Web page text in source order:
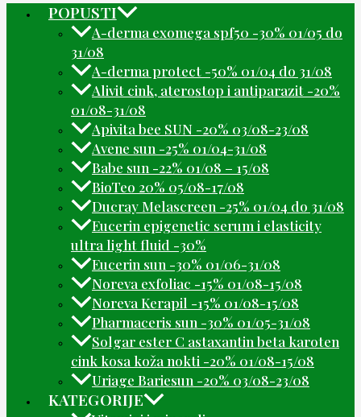
POPUSTI
A-derma exomega spf50 -30% 01/05 do
31/08
A-derma protect -50% 01/04 do 31/08
Alivit cink, aterostop i antiparazit -20%
01/08-31/08
Apivita bee SUN -20% 03/08-23/08
Avene sun -25% 01/04-31/08
Babe sun -22% 01/08 – 15/08
BioTeo 20% 05/08-17/08
Ducray Melascreen -25% 01/04 do 31/08
Eucerin epigenetic serum i elasticity
ultra light fluid -30%
Eucerin sun -30% 01/06-31/08
Noreva exfoliac -15% 01/08-15/08
Noreva Kerapil -15% 01/08-15/08
Pharmaceris sun -30% 01/05-31/08
Solgar ester C astaxantin beta karoten
cink kosa koža nokti -20% 01/08-15/08
Uriage Bariesun -20% 03/08-23/08
KATEGORIJE